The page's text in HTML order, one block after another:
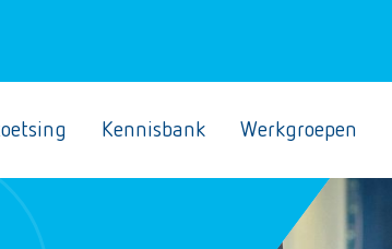
Kennisbank Werkgroepen